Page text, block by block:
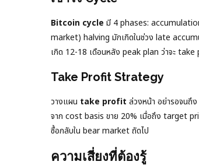
Bitcoin cycle มี 4 phases:
market) halving มักเกิดในช่วง late
เกิด 12-18 เดือนหลัง peak plan ว่าจะ take
Take Profit Strategy
วางแผน take profit ล่วงหน้า อย่ารอจนถึ
จาก cost basis ขาย 20% เมื่อถึง target
ซื้อกลับใน bear market ถัดไป
ความเสี่ยงที่ต้องรู้